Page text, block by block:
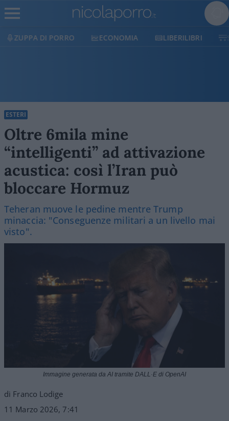
ECONOMIA LIBERILIBRI SHOP SOSTIENICI
ESTERI
Oltre 6mila mine
“intelligenti” ad attivazione
acustica: così l’Iran può
bloccare Hormuz
Teheran muove le pedine mentre Trump
minaccia: "Conseguenze militari a un livello mai
visto".
di Franco Lodige
11 Marzo 2026, 7:41
Immagine generata da AI tramite DALL·E di OpenAI